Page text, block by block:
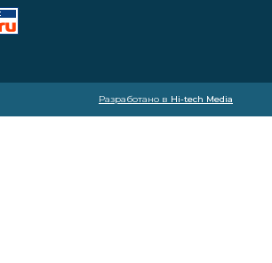
Разработано в Hi-tech Media